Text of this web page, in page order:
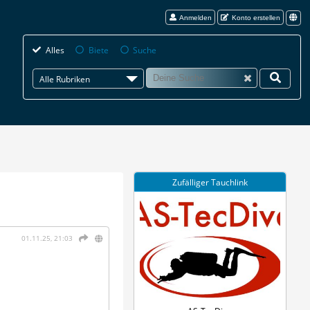
Anmelden Konto erstellen
Alles Biete Suche
Alle Rubriken
01.11.25, 21:03
Zufälliger Tauchlink